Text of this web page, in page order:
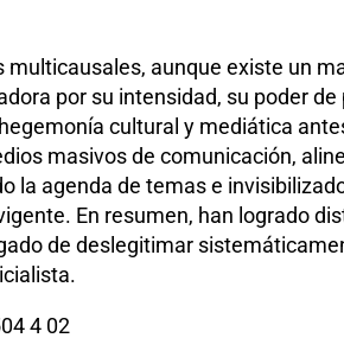
aunque existe un
por su intensidad, su poder
cultural y mediática
masivos de comunicación,
la agenda de temas e
En resumen, han logrado
de deslegitimar